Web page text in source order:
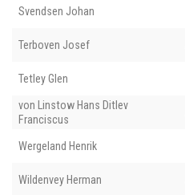
Svendsen Johan
Terboven Josef
Tetley Glen
von Linstow Hans Ditlev
Franciscus
Wergeland Henrik
Wildenvey Herman